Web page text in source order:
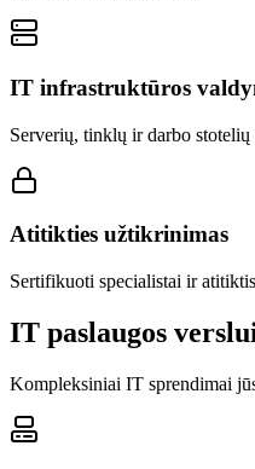
IT infrastruktūros
Serverių, tinklų ir darbo
Atitikties užtikrinimas
Sertifikuoti specialistai ir
IT paslaugos
Kompleksiniai IT sprendimai